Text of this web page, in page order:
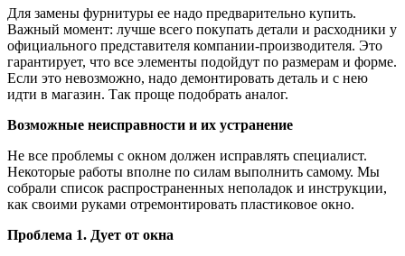
Для замены фурнитуры ее надо предварительно купить.
Важный момент: лучше всего покупать детали и расходники у
официального представителя компании-производителя. Это
гарантирует, что все элементы подойдут по размерам и форме.
Если это невозможно, надо демонтировать деталь и с нею
идти в магазин. Так проще подобрать аналог.
Возможные неисправности и их устранение
Не все проблемы с окном должен исправлять специалист.
Некоторые работы вполне по силам выполнить самому. Мы
собрали список распространенных неполадок и инструкции,
как своими руками отремонтировать пластиковое окно.
Проблема 1. Дует от окна